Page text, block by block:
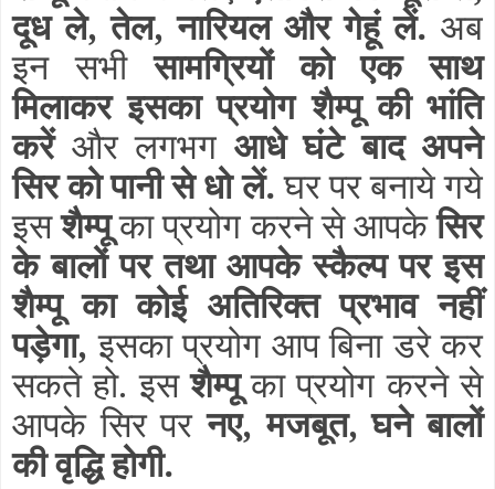
दूध ले, तेल, नारियल और गेहूं लें. अब
इन सभीसामग्रियों को एक साथ
मिलाकर इसका प्रयोग शैम्पू की भांति
करेंऔर लगभग आधे घंटे बाद अपने
सिर को पानी से धो लें.घर पर बनाये गये
इसशैम्पूका प्रयोग करने से आपकेसिर
के बालों पर तथा आपके स्कैल्प पर इस
शैम्पू का कोई अतिरिक्त प्रभाव नहीं
पड़ेगा, इसका प्रयोग आप बिना डरे कर
सकते हो. इसशैम्पूका प्रयोग करने से
आपके सिर परनए, मजबूत, घने बालों
की वृद्धि होगी.